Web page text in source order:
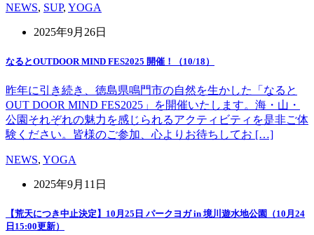
NEWS, SUP, YOGA
2025年9月26日
なるとOUTDOOR MIND FES2025 開催！（10/18）
昨年に引き続き、徳島県鳴門市の自然を生かした「なると
OUT DOOR MIND FES2025」を開催いたします。海・山・
公園それぞれの魅力を感じられるアクティビティを是非ご体
験ください。皆様のご参加、心よりお待ちしてお […]
NEWS, YOGA
2025年9月11日
【荒天につき中止決定】10月25日 パークヨガ in 境川遊水地公園（10月24
日15:00更新）